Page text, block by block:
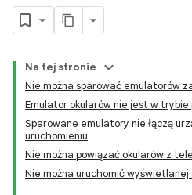
Na tej stronie
Nie można sparować emulatorów
Emulator okularów nie jest w trybie
Sparowane emulatory nie łączą
uruchomieniu
Nie można powiązać okularów z
Nie można uruchomić